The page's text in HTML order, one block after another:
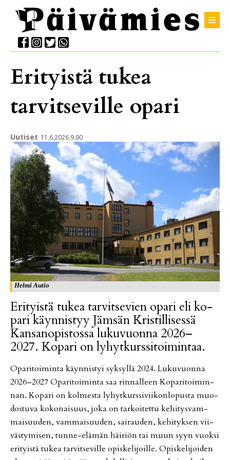
Erityistä tukea
tarvitseville opari
Uutiset 11.6.2026 9.00
Helmi Autio
Eri­tyis­tä tu­kea tar­vit­se­vien opa­ri eli ko­
pa­ri käyn­nis­tyy Jäm­sän Kris­til­li­ses­sä
Kan­sa­no­pis­tos­sa lu­ku­vuon­na 2026–
2027. Ko­pa­ri on ly­hyt­kurs­si­toi­min­taa.
Opa­ri­toi­min­ta käyn­nis­tyi syk­syl­lä 2024. Lu­ku­vuon­na
2026–2027 Opa­ri­toi­min­ta saa rin­nal­leen Ko­pa­ri­toi­min­
nan. Ko­pa­ri on kol­mes­ta ly­hyt­kurs­si­vii­kon­lo­pus­ta muo­
dos­tu­va ko­ko­nai­suus, joka on tar­koi­tet­tu ke­hi­tys­vam­
mai­suu­den, vam­mai­suu­den, sai­rau­den, ke­hi­tyk­sen vii­
väs­ty­mi­sen, tun­ne-elä­män häi­ri­ön tai muun syyn vuok­si
eri­tyis­tä tu­kea tar­vit­se­vil­le opis­ke­li­joil­le. Opis­ke­li­joi­den